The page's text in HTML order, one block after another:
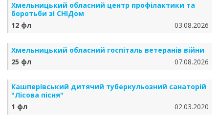
Хмельницький обласний центр профілактики та
боротьби зі СНІДом
12 фл
03.08.2026
Хмельницький обласний госпіталь ветеранів війни
25 фл
07.08.2026
Кашперівський дитячий туберкульозний санаторій
"Лісова пісня"
1 фл
02.03.2020